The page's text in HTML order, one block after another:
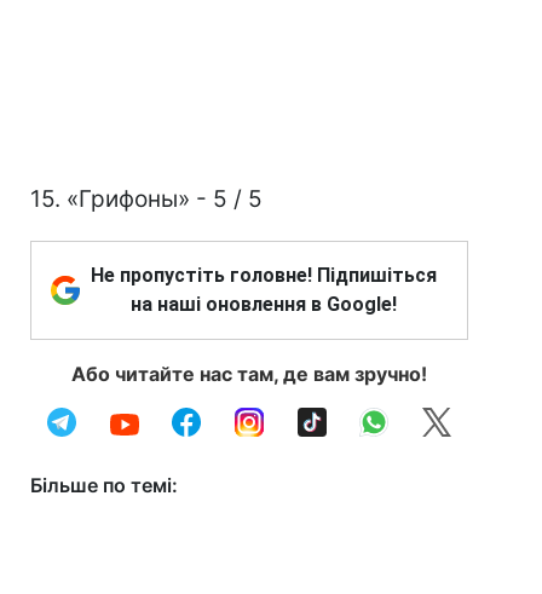
15. «Грифоны» - 5 / 5
Не пропустіть головне! Підпишіться
на наші оновлення в Google!
Або читайте нас там, де вам зручно!
Більше по темі: